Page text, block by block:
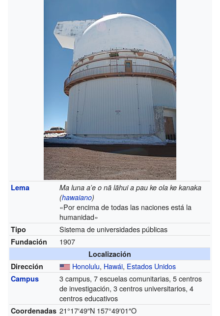
Lema
Ma luna aʻe o nā lāhui a pau ke ola ke kanaka
(hawaiano)
«Por encima de todas las naciones está la
humanidad»
Tipo Sistema de universidades públicas
Fundación 1907
Localización
Dirección
Honolulu, Hawái, Estados Unidos
Campus
3 campus, 7 escuelas comunitarias, 5 centros
de investigación, 3 centros universitarios, 4
centros educativos
Coordenadas 21°17′49″N 157°49′01″O